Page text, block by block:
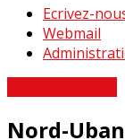
Ecrivez-
Webmail
Nord-